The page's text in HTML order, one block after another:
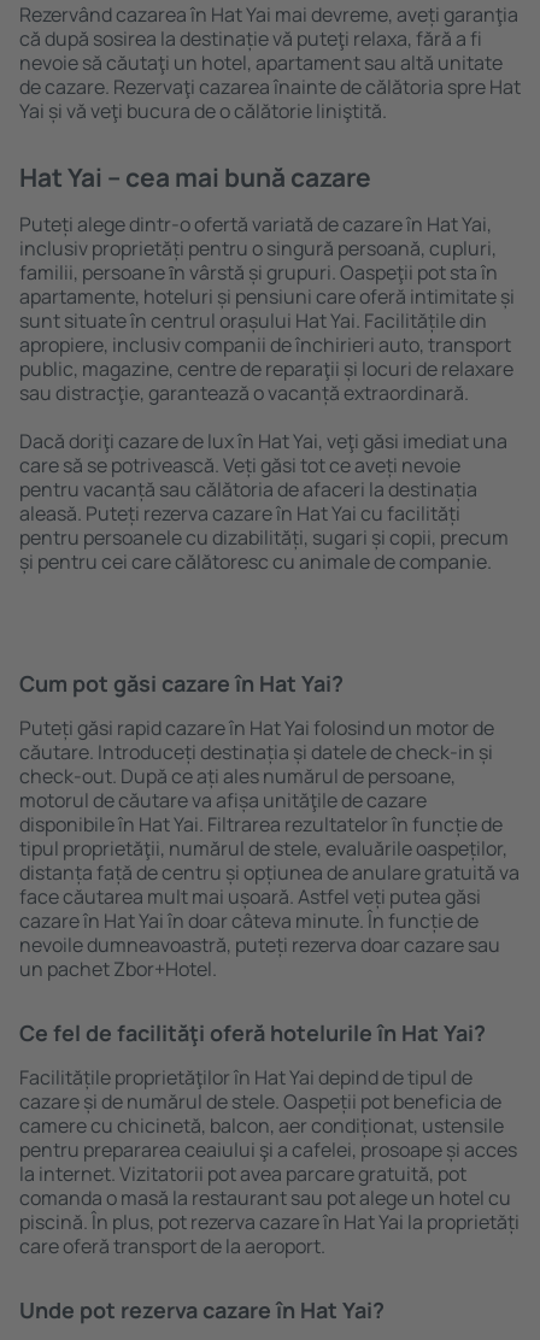
Rezervând cazarea în Hat Yai mai devreme, aveți garanţia
că după sosirea la destinație vă puteţi relaxa, fără a fi
nevoie să căutaţi un hotel, apartament sau altă unitate
de cazare. Rezervaţi cazarea înainte de călătoria spre Hat
Yai și vă veţi bucura de o călătorie liniştită.
Hat Yai – cea mai bună cazare
Puteți alege dintr-o ofertă variată de cazare în Hat Yai,
inclusiv proprietăți pentru o singură persoană, cupluri,
familii, persoane ȋn vârstă și grupuri. Oaspeţii pot sta în
apartamente, hoteluri și pensiuni care oferă intimitate și
sunt situate în centrul orașului Hat Yai. Facilitățile din
apropiere, inclusiv companii de închirieri auto, transport
public, magazine, centre de reparaţii și locuri de relaxare
sau distracţie, garantează o vacanță extraordinară.
Dacă doriţi cazare de lux în Hat Yai, veţi găsi imediat una
care să se potrivească. Veți găsi tot ce aveți nevoie
pentru vacanță sau călătoria de afaceri la destinația
aleasă. Puteți rezerva cazare în Hat Yai cu facilități
pentru persoanele cu dizabilități, sugari și copii, precum
și pentru cei care călătoresc cu animale de companie.
Cum pot găsi cazare în Hat Yai?
Puteți găsi rapid cazare în Hat Yai folosind un motor de
căutare. Introduceți destinația și datele de check-in și
check-out. După ce ați ales numărul de persoane,
motorul de căutare va afișa unităţile de cazare
disponibile în Hat Yai. Filtrarea rezultatelor în funcție de
tipul proprietăţii, numărul de stele, evaluările oaspeților,
distanța față de centru și opțiunea de anulare gratuită va
face căutarea mult mai ușoară. Astfel veți putea găsi
cazare în Hat Yai în doar câteva minute. În funcție de
nevoile dumneavoastră, puteți rezerva doar cazare sau
un pachet Zbor+Hotel.
Ce fel de facilităţi oferă hotelurile în Hat Yai?
Facilitățile proprietăţilor în Hat Yai depind de tipul de
cazare și de numărul de stele. Oaspeții pot beneficia de
camere cu chicinetă, balcon, aer condiționat, ustensile
pentru prepararea ceaiului şi a cafelei, prosoape și acces
la internet. Vizitatorii pot avea parcare gratuită, pot
comanda o masă la restaurant sau pot alege un hotel cu
piscină. În plus, pot rezerva cazare în Hat Yai la proprietăți
care oferă transport de la aeroport.
Unde pot rezerva cazare în Hat Yai?